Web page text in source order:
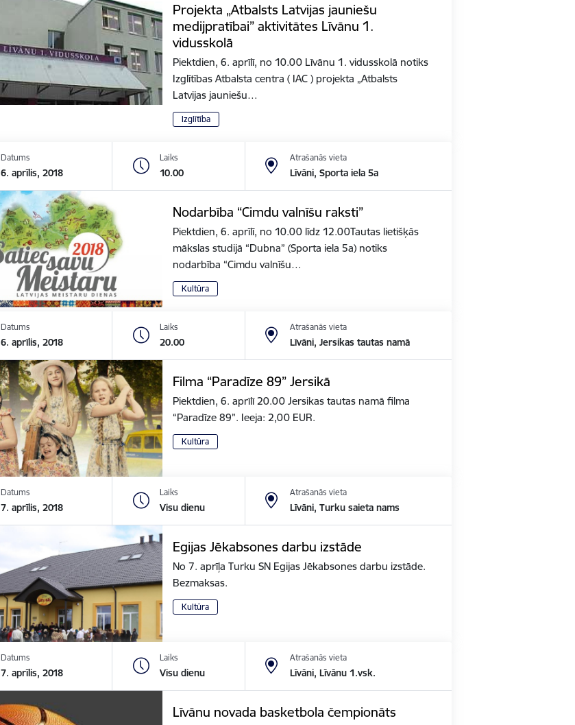
Projekta „Atbalsts Latvijas jauniešu
medijpratībai” aktivitātes Līvānu 1.
vidusskolā
Piektdien, 6. aprīlī, no 10.00 Līvānu 1. vidusskolā notiks
Izglītības Atbalsta centra ( IAC ) projekta „Atbalsts
Latvijas jauniešu…
Izglītība
Datums
6. aprīlis, 2018
Laiks
10.00
Atrašanās vieta
Līvāni, Sporta iela 5a
Nodarbība “Cimdu valnīšu raksti”
Piektdien, 6. aprīlī, no 10.00 līdz 12.00Tautas lietišķās
mākslas studijā “Dubna” (Sporta iela 5a) notiks
nodarbība “Cimdu valnīšu…
Kultūra
Datums
6. aprīlis, 2018
Laiks
20.00
Atrašanās vieta
Līvāni, Jersikas tautas namā
Filma “Paradīze 89” Jersikā
Piektdien, 6. aprīlī 20.00 Jersikas tautas namā filma
“Paradīze 89”. Ieeja: 2,00 EUR.
Kultūra
Datums
7. aprīlis, 2018
Laiks
Visu dienu
Atrašanās vieta
Līvāni, Turku saieta nams
Egijas Jēkabsones darbu izstāde
No 7. aprīļa Turku SN Egijas Jēkabsones darbu izstāde.
Bezmaksas.
Kultūra
Datums
7. aprīlis, 2018
Laiks
Visu dienu
Atrašanās vieta
Līvāni, Līvānu 1.vsk.
Līvānu novada basketbola čempionāts